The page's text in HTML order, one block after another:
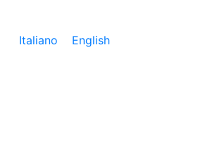
Italiano English